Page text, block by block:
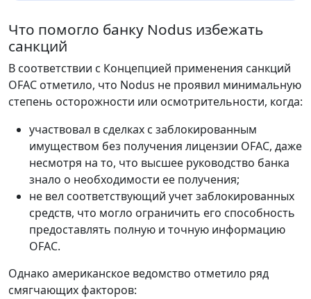
Что помогло банку Nodus избежать
санкций
В соответствии с Концепцией применения санкций
OFAC отметило, что Nodus не проявил минимальную
степень осторожности или осмотрительности, когда:
участвовал в сделках с заблокированным
имуществом без получения лицензии OFAC, даже
несмотря на то, что высшее руководство банка
знало о необходимости ее получения;
не вел соответствующий учет заблокированных
средств, что могло ограничить его способность
предоставлять полную и точную информацию
OFAC.
Однако американское ведомство отметило ряд
смягчающих факторов: